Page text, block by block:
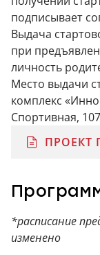
подписывает
Выдача
при
личность
Место выдачи
комплекс
Спортивная,
ПРОЕКТ
*расписание
изменено
закрыта.
закрыта.